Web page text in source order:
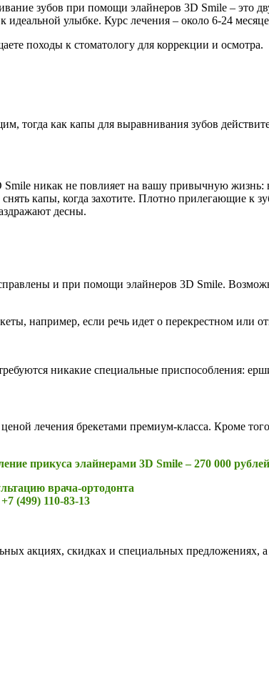
зубов при помощи элайнеров 3D Smile – это
улыбке. Курс лечения – около 6-24
походы к стоматологу для коррекции и осмотра.
тогда как капы для выравнивания зубов
никак не повлияет на вашу привычную
капы, когда захотите. Плотно прилегающие к
десны.
и при помощи элайнеров 3D Smile.
например, если речь идет о перекрестном или
никакие специальные приспособления:
лечения брекетами премиум-класса. Кроме
прикуса элайнерами 3D Smile – 270 000
врача-ортодонта
(499) 110-83-13
акциях, скидках и специальных предложениях, а